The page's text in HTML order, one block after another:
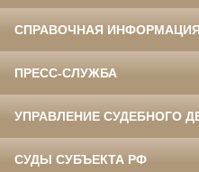
СПРАВОЧНАЯ ИНФОРМАЦИЯ
ПРЕСС-СЛУЖБА
УПРАВЛЕНИЕ СУДЕБНОГО
СУДЫ СУБЪЕКТА РФ